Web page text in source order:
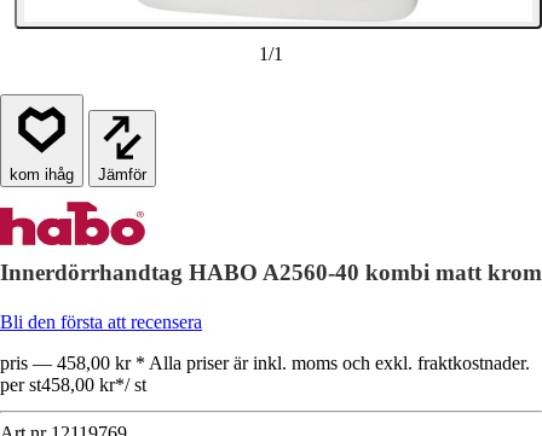
1/1
Jämför
Innerdörrhandtag HABO A2560-40 kombi matt krom
Bli den första att recensera
pris — 458,00 kr * Alla priser är inkl. moms och exkl. fraktkostnader.
per st458,00 kr*/ st